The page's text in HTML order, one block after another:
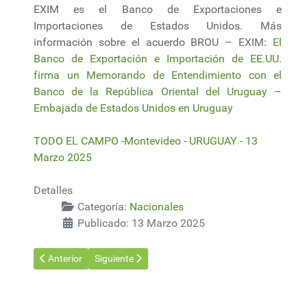
EXIM es el Banco de Exportaciones e
Importaciones de Estados Unidos. Más
información sobre el acuerdo BROU – EXIM: El
Banco de Exportación e Importación de EE.UU.
firma un Memorando de Entendimiento con el
Banco de la República Oriental del Uruguay –
Embajada de Estados Unidos en Uruguay
TODO EL CAMPO -Montevideo - URUGUAY - 13
Marzo 2025
Detalles
Categoría: Nacionales
Publicado: 13 Marzo 2025
Artículo anterior: Orsi: Inversiones en investigación y riego
Anterior Artículo siguiente: Se presentará el taller sobre
Siguiente